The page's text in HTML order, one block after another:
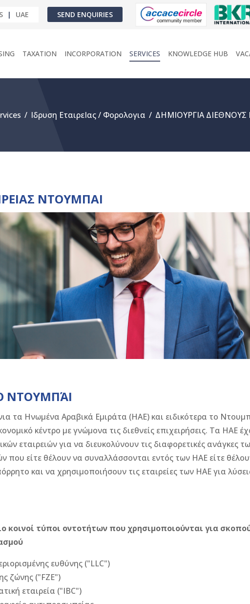
| UAE SEND ENQUIRIES
TAXATION INCORPORATION SERVICES KNOWLEDGE HUB
/ Ιδρυση ΕταιρεΙας / Φορολογια / ΔΗΜΙΟΥΡΓΙΑ ΔΙΕΘΝΟΥΣ
ΝΤΟΥΜΠΑΙ
ΝΤΟΥΜΠΆΙ
τα Ηνωμένα Αραβικά Εμιράτα (ΗΑΕ) και ειδικότερα το
κέντρο με γνώμονα τις διεθνείς επιχειρήσεις. Τα ΗΑΕ
εταιρειών για να διευκολύνουν τις διαφορετικές ανάγκες
που είτε θέλουν να συναλλάσσονται εντός των ΗΑΕ είτε
και να χρησιμοποιήσουν τις εταιρείες των ΗΑΕ για
κοινοί τύποι οντοτήτων που χρησιμοποιούνται για
ευθύνης ("LLC")
ζώνης ("FZE")
εταιρεία ("IBC")